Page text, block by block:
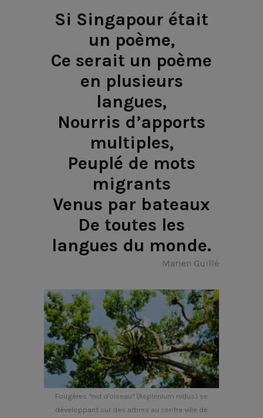
Si Singapour était
un poème,
Ce serait un poème
en plusieurs
langues,
Nourris d’apports
multiples,
Peuplé de mots
migrants
Venus par bateaux
De toutes les
langues du monde.
Marien Guillé
Fougères "nid d'oiseau" (Asplenium nidus) se
développant sur des arbres au centre ville de